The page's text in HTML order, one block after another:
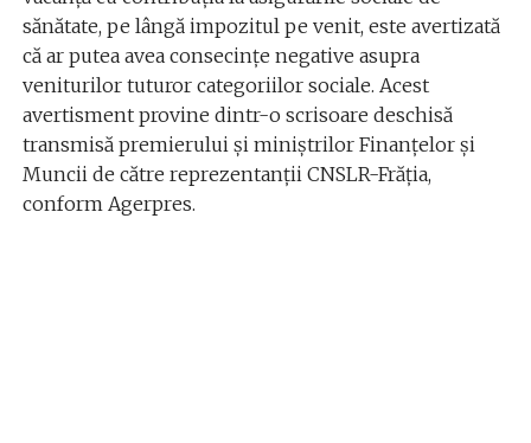
sănătate, pe lângă impozitul pe venit, este avertizată
că ar putea avea consecințe negative asupra
veniturilor tuturor categoriilor sociale. Acest
avertisment provine dintr-o scrisoare deschisă
transmisă premierului și miniștrilor Finanțelor și
Muncii de către reprezentanții CNSLR-Frăția,
conform Agerpres.